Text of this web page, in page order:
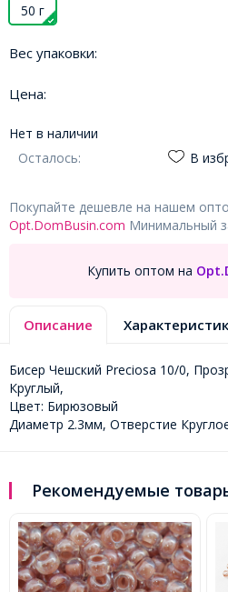
50 г
Вес упаковки:
Цена:
Нет в наличии
Осталось:
В
Покупайте дешевле на нашем
Opt.DomBusin.com Минимальный
Купить оптом на
Описание
Бисер Чешский Preciosa 10/0,
Круглый,
Цвет: Бирюзовый
Диаметр 2.3мм, Отверстие
Рекомендуемые